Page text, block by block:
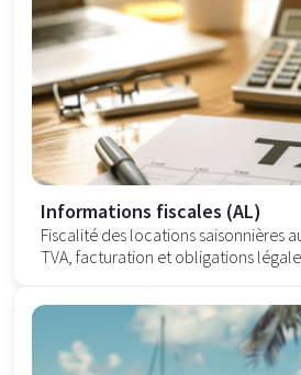
Informations fiscales (AL)
Fiscalité des locations saisonnières
TVA, facturation et obligations